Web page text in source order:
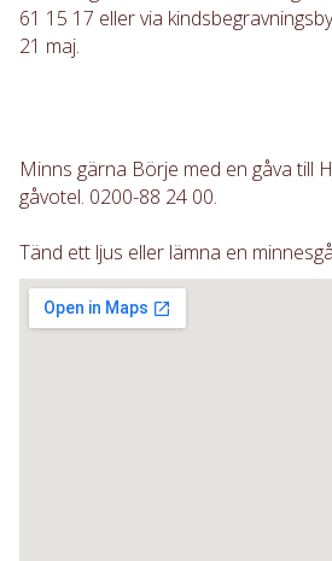
61 15 17 eller via
21 maj.
Minns gärna Börje med en gåva till
gåvotel. 0200-88 24 00.
Tänd ett ljus eller lämna en